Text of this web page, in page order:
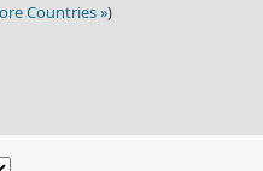
Countries »)